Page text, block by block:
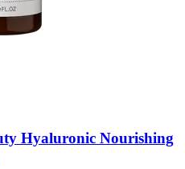
Hyaluronic Nourishing